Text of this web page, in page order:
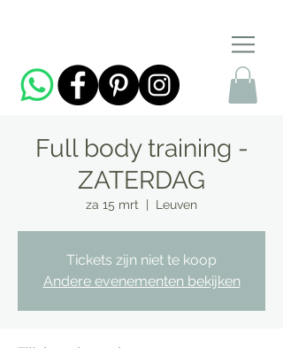
Full body training -
ZATERDAG
za 15 mrt Leuven
Tickets zijn niet te koop
Andere evenementen bekijken